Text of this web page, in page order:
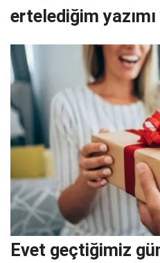
ertelediğim
Evet geçtiğimiz